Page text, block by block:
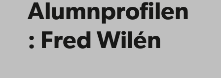
Alumnprofilen
: Fred Wilén